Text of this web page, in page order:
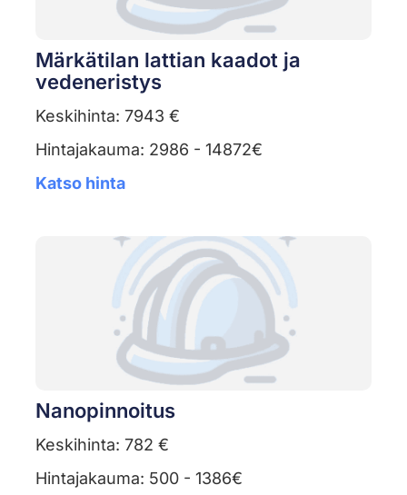
Märkätilan lattian kaadot ja
vedeneristys
Keskihinta: 7943 €
Hintajakauma: 2986 - 14872€
Katso hinta
Nanopinnoitus
Keskihinta: 782 €
Hintajakauma: 500 - 1386€